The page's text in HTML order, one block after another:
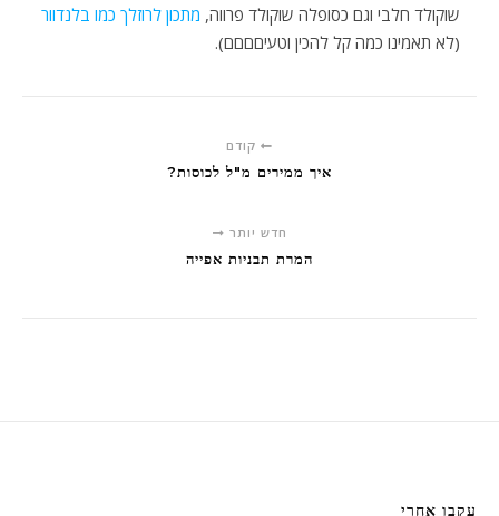
שוקולד חלבי וגם כסופלה שוקולד פרווה, מתכון לרוזלך כמו בלנדוור
(לא תאמינו כמה קל להכין וטעיםםםם).
קודם
איך ממירים מ"ל לכוסות?
חדש יותר
המרת תבניות אפייה
עקבו אחרי